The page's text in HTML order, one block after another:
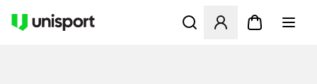
Åbner en Modal til at